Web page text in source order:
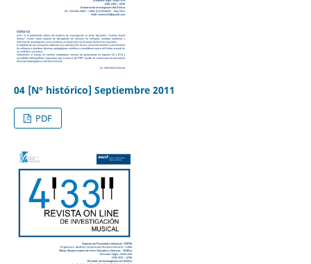
04 [N° histórico] Septiembre 2011
PDF